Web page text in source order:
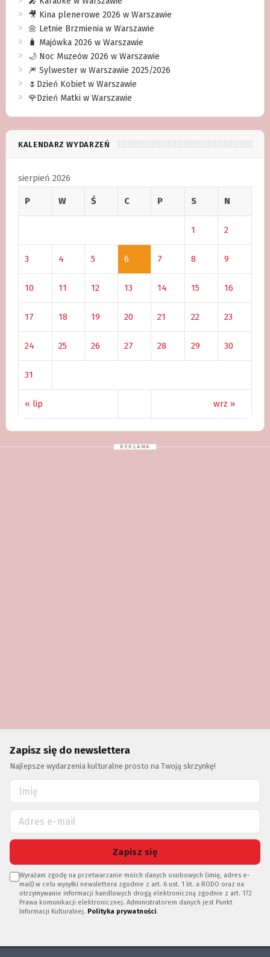
🎥 Kina plenerowe 2026 w Warszawie
🌼 Letnie Brzmienia w Warszawie
🧳 Majówka 2026 w Warszawie
🌙 Noc Muzeów 2026 w Warszawie
🎆 Sylwester w Warszawie 2025/2026
🌷Dzień Kobiet w Warszawie
🌹Dzień Matki w Warszawie
KALENDARZ WYDARZEŃ
sierpień 2026
P W Ś C P S N
« lip wrz »
1 2
3 4 5 6 7 8 9
10 11 12 13 14 15 16
17 18 19 20 21 22 23
24 25 26 27 28 29 30
31
Zapisz się do newslettera
Najlepsze wydarzenia kulturalne prosto na Twoją skrzynkę!
Zapisz się
Wyrażam zgodę na przetwarzanie moich danych osobowych (imię, adres e-
mail) w celu wysyłki newslettera zgodnie z art. 6 ust. 1 lit. a RODO oraz na
otrzymywanie informacji handlowych drogą elektroniczną zgodnie z art. 172
Prawa komunikacji elektronicznej. Administratorem danych jest Punkt
Informacji Kulturalnej. Polityka prywatności.